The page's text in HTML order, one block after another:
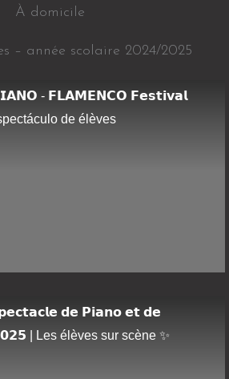
À domicile
– année scolaire 2024/2025
- 𝗙𝗟𝗔𝗠𝗘𝗡𝗖𝗢 𝗙𝗲𝘀𝘁𝗶𝘃𝗮𝗹
de élèves
𝗱𝗲 𝗣𝗶𝗮𝗻𝗼 𝗲𝘁 𝗱𝗲
| Les élèves sur scène ✨